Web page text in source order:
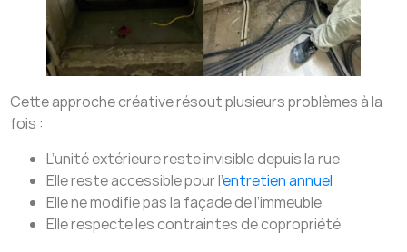
Cette approche créative résout plusieurs problèmes à la
fois :
L’unité extérieure reste invisible depuis la rue
Elle reste accessible pour l’entretien annuel
Elle ne modifie pas la façade de l’immeuble
Elle respecte les contraintes de copropriété